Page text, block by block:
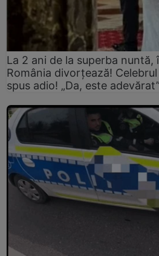
La 2 ani de la superba
România divorțează!
spus adio! „Da, este adevărat”